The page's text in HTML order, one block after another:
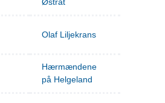
Olaf Liljekrans
Hærmændene
på Helgeland